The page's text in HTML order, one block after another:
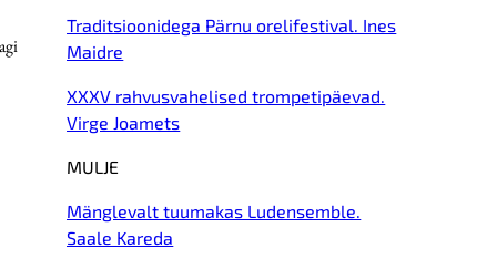
Traditsioonidega Pärnu orelifestival. Ines
Maidre
XXXV rahvusvahelised trompetipäevad.
Virge Joamets
MULJE
Mänglevalt tuumakas Ludensemble.
Saale Kareda